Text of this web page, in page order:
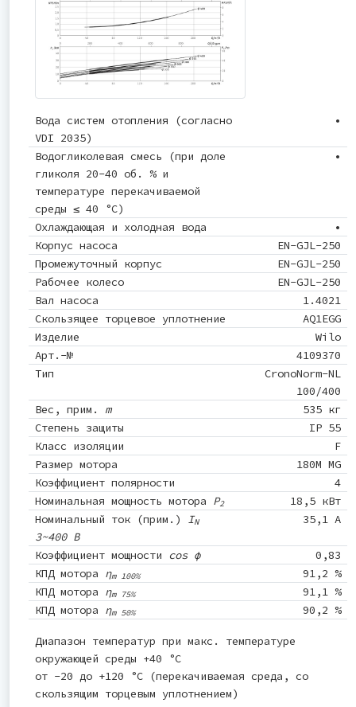
Вода систем отопления (согласно
VDI 2035)
•
Водогликолевая смесь (при доле
гликоля 20-40 об. % и
температуре перекачиваемой
среды ≤ 40 °C)
•
Охлаждающая и холодная вода
•
Корпус насоса
EN-GJL-250
Промежуточный корпус
EN-GJL-250
Рабочее колесо
EN-GJL-250
Вал насоса
1.4021
Скользящее торцевое уплотнение
AQ1EGG
Изделие
Wilo
Арт.-№
4109370
Тип
CronoNorm-NL
100/400
Вес, прим. m
535 кг
Степень защиты
IP 55
Класс изоляции
F
Размер мотора
180M MG
Коэффициент полярности
4
Номинальная мощность мотора P2
18,5 кВт
Номинальный ток (прим.) IN
3~400 В
35,1 A
Коэффициент мощности cos φ
0,83
КПД мотора ηm 100%
91,2 %
КПД мотора ηm 75%
91,1 %
КПД мотора ηm 50% 90,2 %
Диапазон температур при макс. температуре
окружающей среды +40 °C
от -20 до +120 °C (перекачиваемая среда, со
скользящим торцевым уплотнением)